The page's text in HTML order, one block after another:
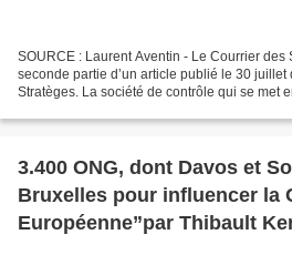
SOURCE : Laurent Aventin - Le Courrier des
seconde partie d’un article publié le 30
Stratèges. La société de contrôle qui se met
3.400 ONG, dont Davos et
Bruxelles pour influencer la
Européenne”par Thibault